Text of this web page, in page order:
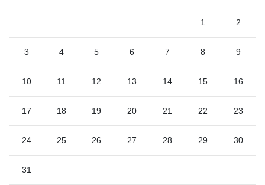
1 2
3 4 5 6 7 8 9
10 11 12 13 14 15 16
17 18 19 20 21 22 23
24 25 26 27 28 29 30
31